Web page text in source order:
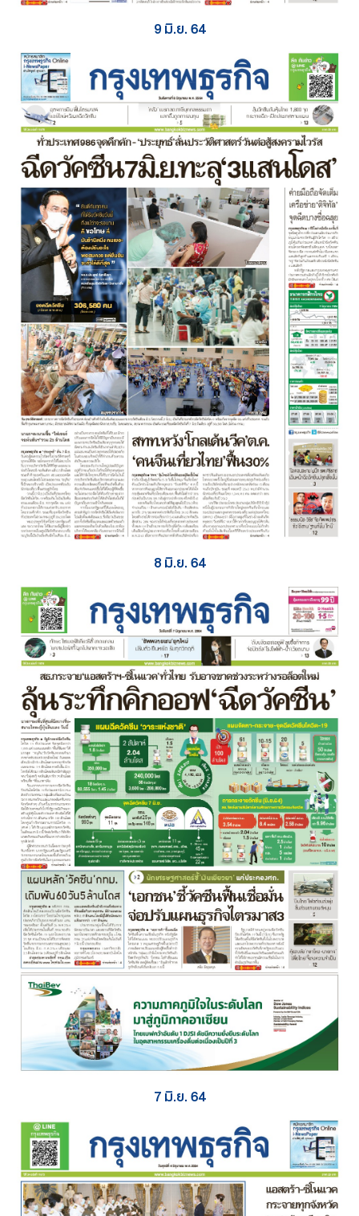
9 มิ.ย. 64
8 มิ.ย. 64
7 มิ.ย. 64